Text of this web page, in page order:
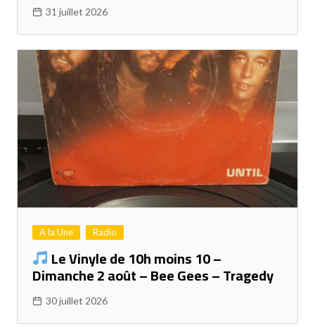
31 juillet 2026
A la Une Radio
Le Vinyle de 10h moins 10 –
Dimanche 2 août – Bee Gees – Tragedy
30 juillet 2026